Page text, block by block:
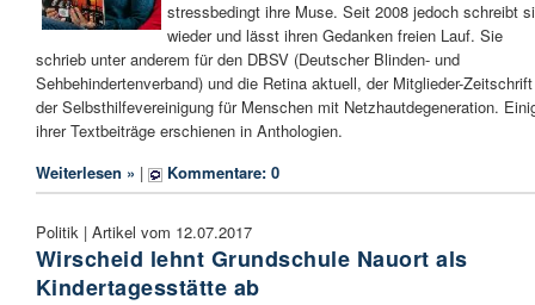
stressbedingt ihre Muse. Seit 2008 jedoch schreibt
wieder und lässt ihren Gedanken freien Lauf. Sie
schrieb unter anderem für den DBSV (Deutscher Blinden- und
Sehbehindertenverband) und die Retina aktuell, der Mitglieder-Zeitschrift
der Selbsthilfevereinigung für Menschen mit Netzhautdegeneration.
ihrer Textbeiträge erschienen in Anthologien.
Weiterlesen » | Kommentare: 0
Politik | Artikel vom 12.07.2017
Wirscheid lehnt Grundschule Nauort als
Kindertagesstätte ab